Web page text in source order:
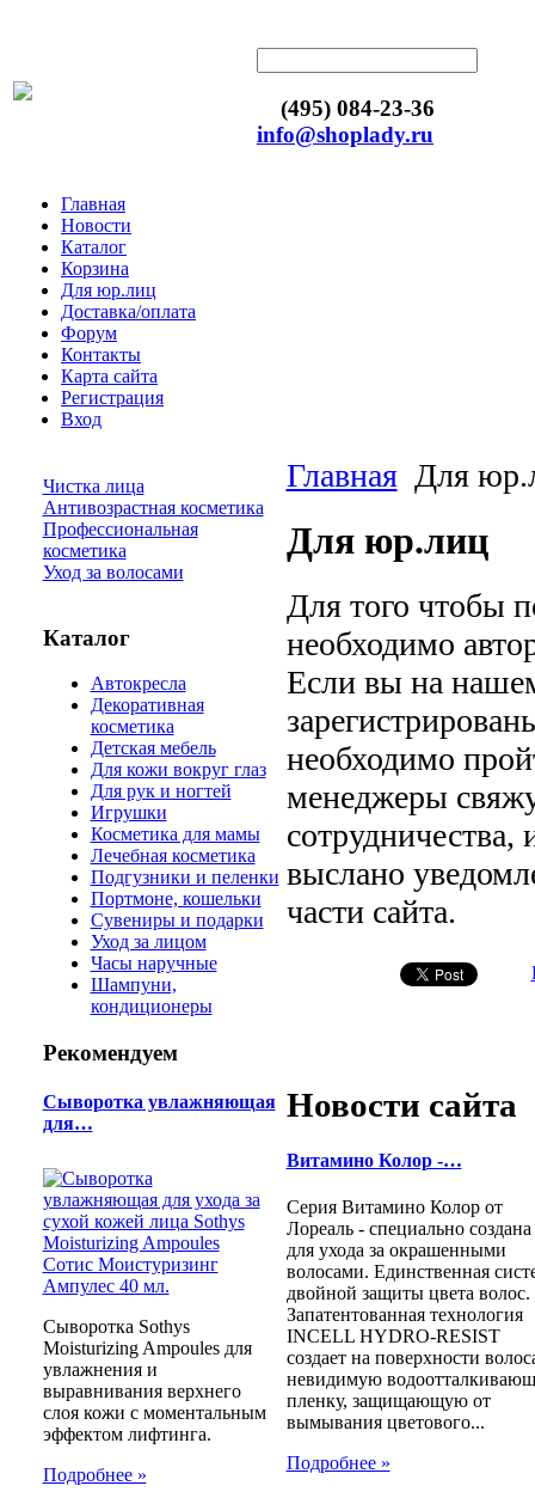
(495) 084-23-36
info@shoplady.ru
Главная
Новости
Каталог
Корзина
Для юр.лиц
Доставка/оплата
Форум
Контакты
Карта сайта
Регистрация
Вход
Чистка лица
Антивозрастная косметика
Профессиональная
косметика
Уход за волосами
Каталог
Автокресла
Декоративная
косметика
Детская мебель
Для кожи вокруг глаз
Для рук и ногтей
Игрушки
Косметика для мамы
Лечебная косметика
Подгузники и пеленки
Портмоне, кошельки
Сувениры и подарки
Уход за лицом
Часы наручные
Шампуни,
кондиционеры
Рекомендуем
Сыворотка увлажняющая
для…
Сыворотка Sothys
Moisturizing Ampoules для
увлажнения и
выравнивания верхнего
слоя кожи с моментальным
эффектом лифтинга.
Подробнее »
Главная Для
Для юр.лиц
Для того чтобы
необходимо
Если вы на
необходимо
менеджеры
выслано
части сайта.
Новости сайта
Витамино Колор -…
Серия Витамино Колор от
Лореаль - специально создана
для ухода за окрашенными
волосами. Единственная
двойной защиты цвета волос.
Запатентованная технология
INCELL HYDRO-RESIST
создает на поверхности
невидимую
пленку, защищающую от
вымывания цветового...
Подробнее »